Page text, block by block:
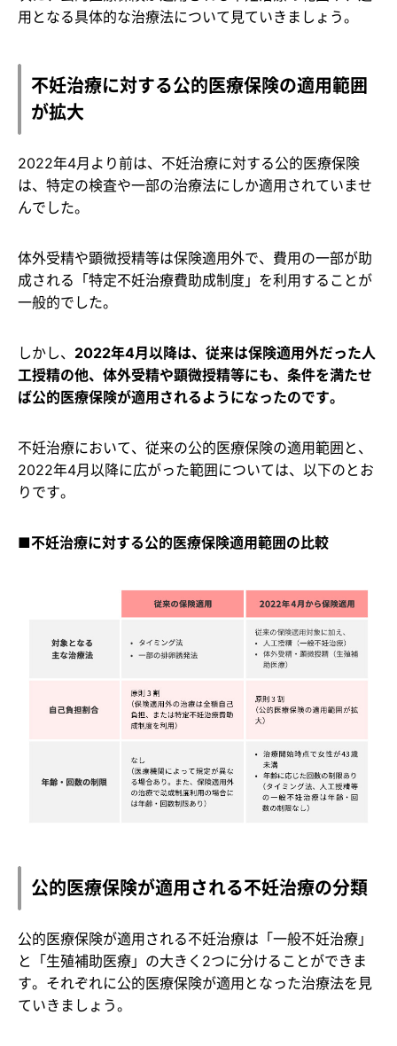
用となる具体的な治療法について見ていきましょう。
不妊治療に対する公的医療保険の適用範囲
が拡大
2022年4月より前は、不妊治療に対する公的医療保険
は、特定の検査や一部の治療法にしか適用されていませ
んでした。
体外受精や顕微授精等は保険適用外で、費用の一部が助
成される「特定不妊治療費助成制度」を利用することが
一般的でした。
しかし、 2022年4月以降は、従来は保険適用外だった人
工授精の他、体外受精や顕微授精等にも、条件を満たせ
ば公的医療保険が適用されるようになったのです。
不妊治療において、従来の公的医療保険の適用範囲と、
2022年4月以降に広がった範囲については、以下のとお
りです。
■不妊治療に対する公的医療保険適用範囲の比較
公的医療保険が適用される不妊治療の分類
公的医療保険が適用される不妊治療は「一般不妊治療」
と「生殖補助医療」の大きく2つに分けることができま
す。それぞれに公的医療保険が適用となった治療法を見
ていきましょう。